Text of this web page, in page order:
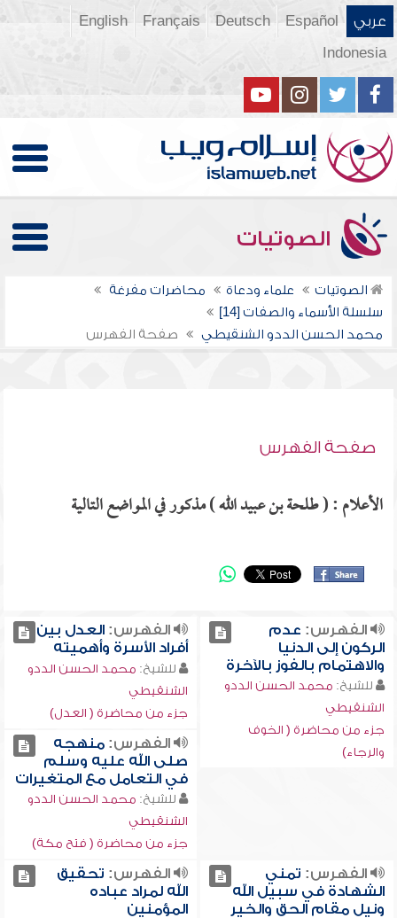
عربي Español
Deutsch
Français
English
Indonesia
الصوتيات
الصوتيات علماء ودعاة
محاضرات مفرغة
سلسلة الأسماء والصفات [14]
محمد الحسن الددو الشنقيطي
صفحة الفهرس
صفحة الفهرس
الأعلام : ( طلحة بن عبيد الله ) مذكور في المواضع التالية
الفهرس: عدم
الركون إلى الدنيا
والاهتمام بالفوز بالآخرة
للشيخ: محمد الحسن الددو
الشنقيطي
جزء من محاضرة ( الخوف
والرجاء)
الفهرس:العدل بين
أفراد الأسرة وأهميته
للشيخ: محمد الحسن الددو
الشنقيطي
جزء من محاضرة ( العدل)
الفهرس:منهجه
صلى الله عليه وسلم
في التعامل مع المتغيرات
للشيخ: محمد الحسن الددو
الشنقيطي
جزء من محاضرة ( فتح مكة)
الفهرس: تمني
الشهادة في سبيل الله
ونيل مقام الحق والخير
الفهرس: تحقيق
الله لمراد عباده
المؤمنين